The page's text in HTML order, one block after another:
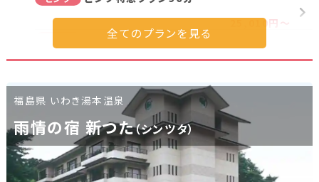
25,010円～
【ロング】【一人宴会】変身パック180分（ノ
ピンク
【一人宴会】変身パック120分（ノーマル30
分→ピンク90分）
54,050円～
ピンク
【一人宴会】 ピンク特急プラン90分
46,350円～
ノーマル
華コンパニオンプラン90分
福島県 いわき湯本温泉
雨情の宿 新つた（シンツタ）